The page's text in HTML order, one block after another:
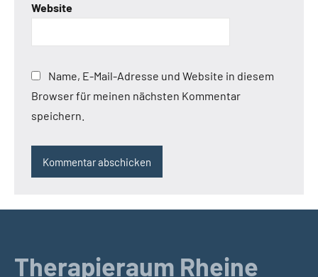
Website
Name, E-Mail-Adresse und Website in diesem
Browser für meinen nächsten Kommentar
speichern.
Therapieraum Rheine